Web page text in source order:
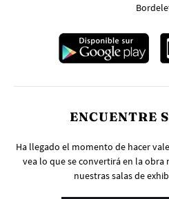
ENCUENTRE
Ha llegado el momento de hacer
vea lo que se convertirá en la obra
nuestras salas de